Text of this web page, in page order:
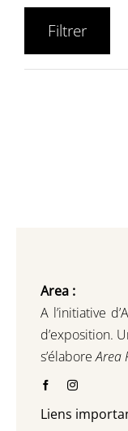
Filtrer
Area :
A l’initiative
d’exposition.
s’élaboreArea
Liens